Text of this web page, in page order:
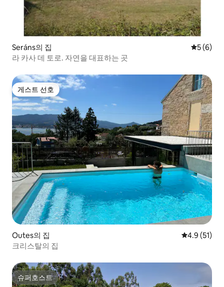
Seráns의 집 평점 5점
5 (6)
라 카사 데 토로. 자연을 대표하는 곳
게스트 선호
게스트 선호
Outes의 집 평점 4.9점
4.9 (51)
크리스탈의 집
슈퍼호스트
슈퍼호스트